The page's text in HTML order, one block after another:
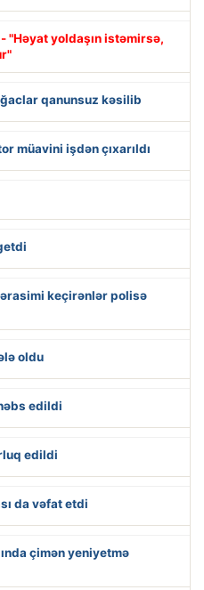
- "Həyat yoldaşın istəmirsə,
qanunsuz kəsilib
müavini işdən çıxarıldı
keçirənlər polisə
oldu
edildi
edildi
da vəfat etdi
çimən yeniyetmə